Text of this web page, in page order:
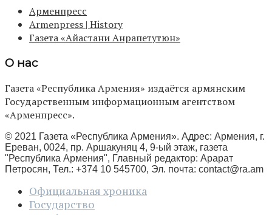
Арменпресс
Armenpress | History
Газета «Айастани Анрапетутюн»
О нас
Газета «Республика Армения» издаётся армянским
Государственным информационным агентством
«Арменпресс».
© 2021 Газета «Республика Армения». Адрес: Армения, г.
Ереван, 0024, пр. Аршакуняц 4, 9-ый этаж, газета
"Республика Армения", Главный редактор: Арарат
Петросян, Тел.: +374 10 545700, Эл. почта: contact@ra.am
Официальная хроника
Государство